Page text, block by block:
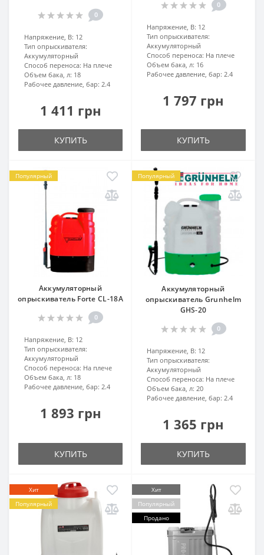
0
Напряжение, В: 12
Тип опрыскивателя:
Аккумуляторный
Способ переноса: На плече
Объем бака, л: 18
Рабочее давление, бар: 2.4
1 411 грн
КУПИТЬ
0
Напряжение, В: 12
Тип опрыскивателя:
Аккумуляторный
Способ переноса: На плече
Объем бака, л: 16
Рабочее давление, бар: 2.4
1 797 грн
КУПИТЬ
Популярный
Аккумуляторный
опрыскиватель Forte CL-18A
0
Напряжение, В: 12
Тип опрыскивателя:
Аккумуляторный
Способ переноса: На плече
Объем бака, л: 18
Рабочее давление, бар: 2.4
1 893 грн
КУПИТЬ
Популярный
Аккумуляторный
опрыскиватель Grunhelm
GHS-20
0
Напряжение, В: 12
Тип опрыскивателя:
Аккумуляторный
Способ переноса: На плече
Объем бака, л: 20
Рабочее давление, бар: 2.4
1 365 грн
КУПИТЬ
Хит
Популярный
Хит
Популярный
Продано